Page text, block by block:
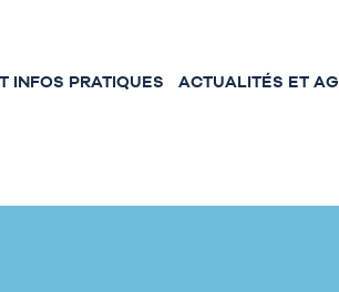
INFOS PRATIQUES ACTUALITÉS ET